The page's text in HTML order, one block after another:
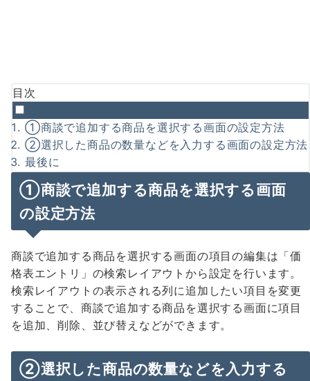
目次
①商談で追加する商品を選択する画面の設定方法
②選択した商品の数量などを入力する画面の設定方法
最後に
①商談で追加する商品を選択する画面
の設定方法
商談で追加する商品を選択する画面の項目の編集は「価
格表エントリ」の検索レイアウトから設定を行います。
検索レイアウトの表示される列に追加したい項目を変更
することで、商談で追加する商品を選択する画面に項目
を追加、削除、並び替えなどができます。
②選択した商品の数量などを入力する